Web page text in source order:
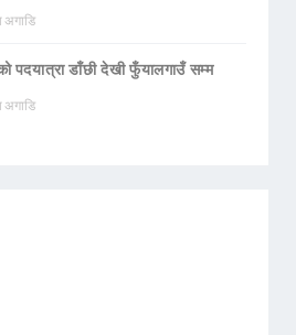
अगाडि
पदयात्रा डाँछी देखी फुँयालगाउँ सम्म
अगाडि